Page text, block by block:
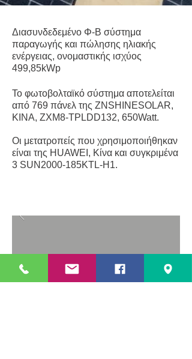
Διασυνδεδεμένο Φ-Β σύστημα
παραγωγής και πώλησης ηλιακής
ενέργειας, ονομαστικής ισχύος
499,85kWp
Το φωτοβολταϊκό σύστημα αποτελείται
από 769 πάνελ της ZNSHINESOLAR,
KINA, ZXM8-TPLDD132, 650Watt.
Οι μετατροπείς που χρησιμοποιήθηκαν
είναι της HUAWEI, Κίνα και συγκριμένα
3 SUN2000-185KTL-H1.